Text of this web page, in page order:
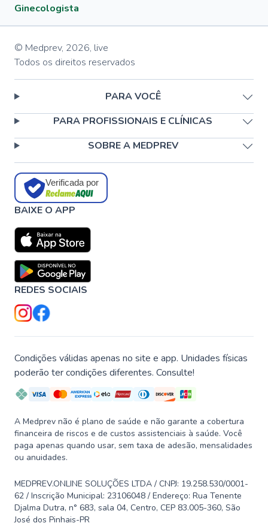
Ginecologista
© Medprev, 2026, live
Todos os direitos reservados
PARA VOCÊ
PARA PROFISSIONAIS E CLÍNICAS
SOBRE A MEDPREV
Verificada por
BAIXE O APP
REDES SOCIAIS
Condições válidas apenas no site e app. Unidades físicas
poderão ter condições diferentes. Consulte!
A Medprev não é plano de saúde e não garante a cobertura
financeira de riscos e de custos assistenciais à saúde. Você
paga apenas quando usar, sem taxa de adesão, mensalidades
ou anuidades.
MEDPREV.ONLINE SOLUÇÕES LTDA / CNPJ: 19.258.530/0001-
62 / Inscrição Municipal: 23106048 / Endereço: Rua Tenente
Djalma Dutra, n° 683, sala 04, Centro, CEP 83.005-360, São
José dos Pinhais-PR